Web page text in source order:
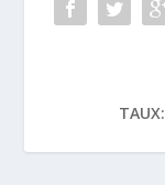
TAUX: